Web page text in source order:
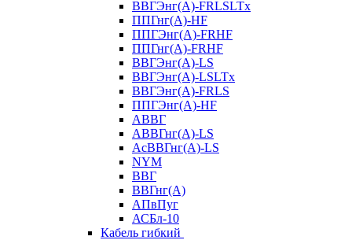
ВВГЭнг(А)-FRLSLTx
ППГнг(А)-HF
ППГЭнг(А)-FRHF
ППГнг(А)-FRHF
ВВГЭнг(А)-LS
ВВГЭнг(А)-LSLTx
ВВГЭнг(А)-FRLS
ППГЭнг(А)-HF
АВВГ
АВВГнг(А)-LS
АсВВГнг(А)-LS
NYM
ВВГ
ВВГнг(А)
АПвПуг
АСБл-10
Кабель гибкий